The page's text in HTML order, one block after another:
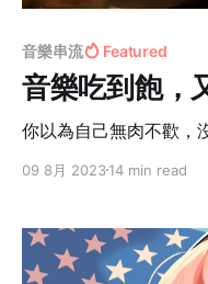
音樂串流 Featured
音樂吃到飽，
你以為自己無肉不歡，
09 8月 202314 min read